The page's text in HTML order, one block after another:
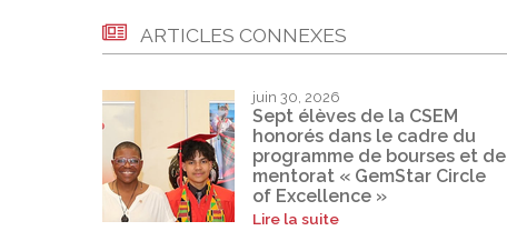
ARTICLES CONNEXES
juin 30, 2026
Sept élèves de la CSEM
honorés dans le cadre du
programme de bourses et de
mentorat « GemStar Circle
of Excellence »
Lire la suite